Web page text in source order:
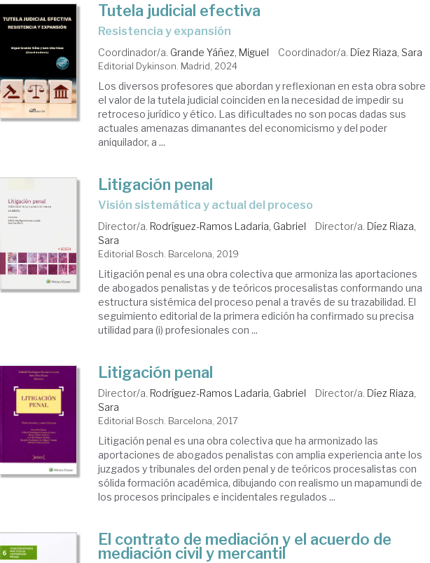
Tutela judicial efectiva
Resistencia y expansión
Coordinador/a. Grande Yáñez, Miguel Coordinador/a. Díez Riaza, Sara
Editorial Dykinson. Madrid, 2024
Los diversos profesores que abordan y reflexionan en esta obra sobre
el valor de la tutela judicial coinciden en la necesidad de impedir su
retroceso jurídico y ético. Las dificultades no son pocas dadas sus
actuales amenazas dimanantes del economicismo y del poder
aniquilador, a ...
Litigación penal
visión sistemática y actual del proceso
Director/a. Rodríguez-Ramos Ladaria, Gabriel Director/a. Díez Riaza,
Sara
Editorial Bosch. Barcelona, 2019
Litigación penal es una obra colectiva que armoniza las aportaciones
de abogados penalistas y de teóricos procesalistas conformando una
estructura sistémica del proceso penal a través de su trazabilidad. El
seguimiento editorial de la primera edición ha confirmado su precisa
utilidad para (i) profesionales con ...
Litigación penal
Director/a. Rodríguez-Ramos Ladaria, Gabriel Director/a. Díez Riaza,
Sara
Editorial Bosch. Barcelona, 2017
Litigación penal es una obra colectiva que ha armonizado las
aportaciones de abogados penalistas con amplia experiencia ante los
juzgados y tribunales del orden penal y de teóricos procesalistas con
sólida formación académica, dibujando con realismo un mapamundi de
los procesos principales e incidentales regulados ...
El contrato de mediación y el acuerdo de
mediación civil y mercantil